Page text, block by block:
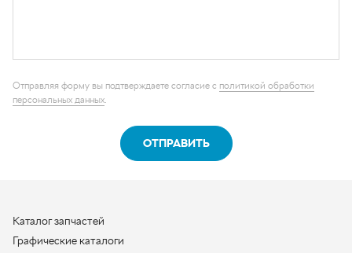
Каталог запчастей
Контактная информация
+7 (950) 730-92-10